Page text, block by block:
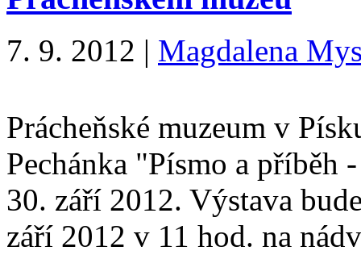
7. 9. 2012 | Magdalena
Prácheňské muzeum v
Pechánka "Písmo a příběh
30. září 2012. Výstava
září 2012 v 11 hod. na